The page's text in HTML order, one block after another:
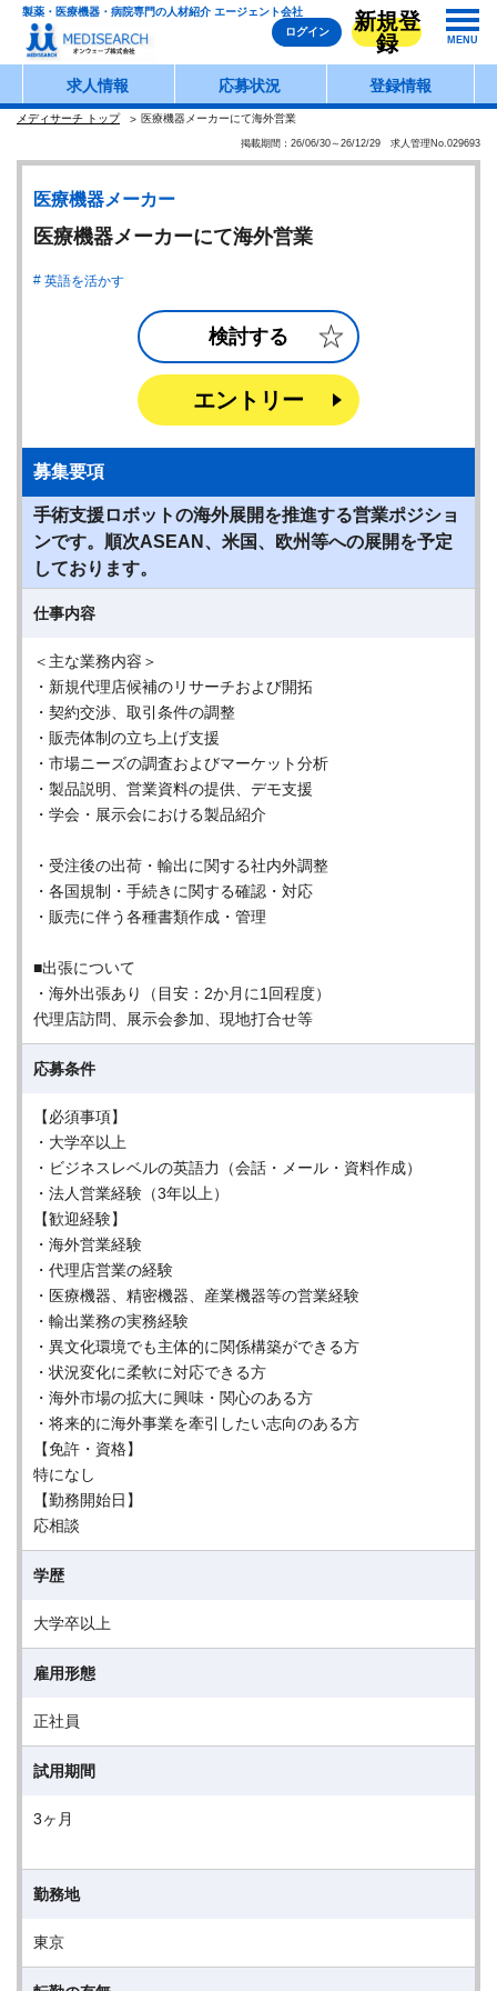
製薬・医療機器・病院専門の人材紹介 エージェント会社
ログイン
新規登
録
MENU
求人情報 応募状況 登録情報
メディサーチ トップ 医療機器メーカーにて海外営業
掲載期間：26/06/30～26/12/29 求人管理No.029693
医療機器メーカー
医療機器メーカーにて海外営業
英語を活かす
検討する
エントリー
募集要項
手術支援ロボットの海外展開を推進する営業ポジショ
ンです。順次ASEAN、米国、欧州等への展開を予定
しております。
仕事内容
＜主な業務内容＞
・新規代理店候補のリサーチおよび開拓
・契約交渉、取引条件の調整
・販売体制の立ち上げ支援
・市場ニーズの調査およびマーケット分析
・製品説明、営業資料の提供、デモ支援
・学会・展示会における製品紹介
・受注後の出荷・輸出に関する社内外調整
・各国規制・手続きに関する確認・対応
・販売に伴う各種書類作成・管理
■出張について
・海外出張あり（目安：2か月に1回程度）
代理店訪問、展示会参加、現地打合せ等
応募条件
【必須事項】
・大学卒以上
・ビジネスレベルの英語力（会話・メール・資料作成）
・法人営業経験（3年以上）
【歓迎経験】
・海外営業経験
・代理店営業の経験
・医療機器、精密機器、産業機器等の営業経験
・輸出業務の実務経験
・異文化環境でも主体的に関係構築ができる方
・状況変化に柔軟に対応できる方
・海外市場の拡大に興味・関心のある方
・将来的に海外事業を牽引したい志向のある方
【免許・資格】
特になし
【勤務開始日】
応相談
学歴
大学卒以上
雇用形態
正社員
試用期間
3ヶ月
勤務地
東京